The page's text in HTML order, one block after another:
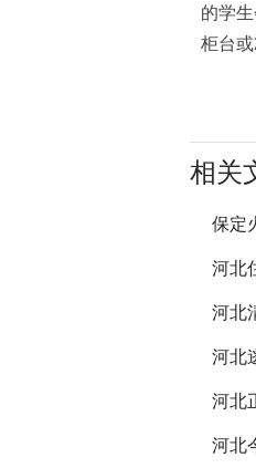
的学
柜台
相关
保定
河北
河北
河北
河北
河北